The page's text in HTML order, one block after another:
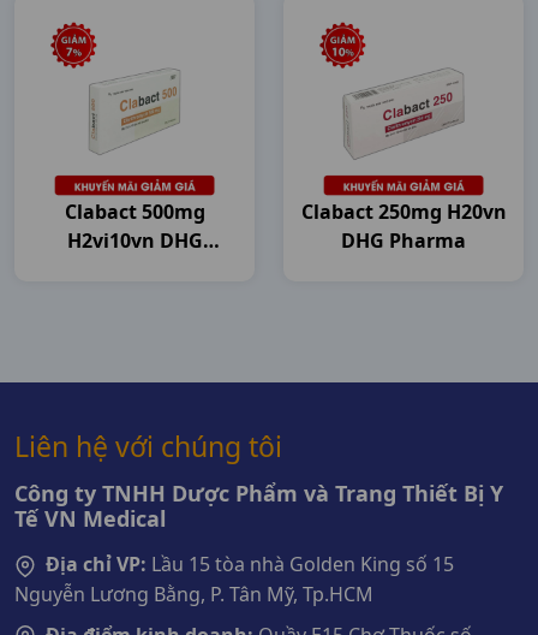
Clabact 500mg
H2vi10vn DHG
Clabact 250mg H20vn
DHG Pharma
Liên hệ với chúng tôi
Công ty TNHH Dược Phẩm và Trang Thiết Bị Y
Tế VN Medical
Địa chỉ VP: Lầu 15 tòa nhà Golden King số 15
Nguyễn Lương Bằng, P. Tân Mỹ, Tp.HCM